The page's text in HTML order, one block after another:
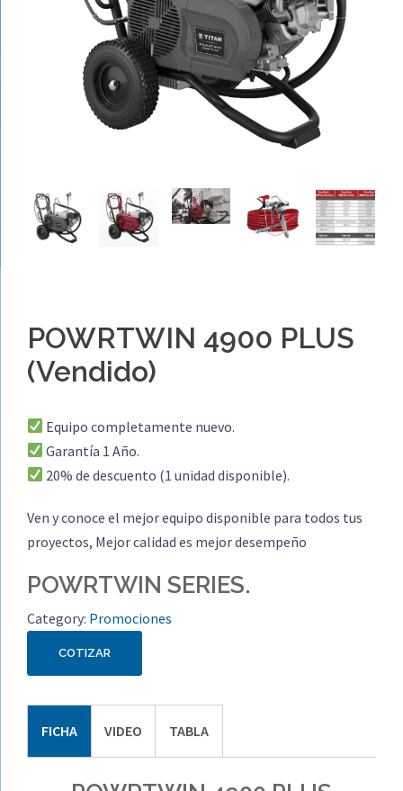
POWRTWIN 4900 PLUS
(Vendido)
Equipo completamente nuevo.
Garantía 1 Año.
20% de descuento (1 unidad disponible).
Ven y conoce el mejor equipo disponible para todos tus
proyectos, Mejor calidad es mejor desempeño
POWRTWIN SERIES.
Category: Promociones
COTIZAR
FICHA VIDEO TABLA